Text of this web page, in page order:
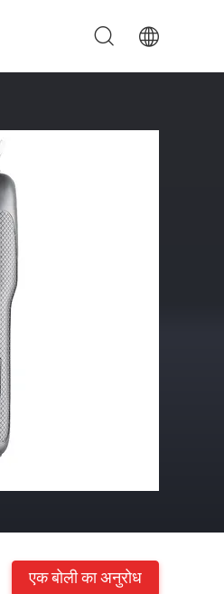
एक बोली का अनुरोध